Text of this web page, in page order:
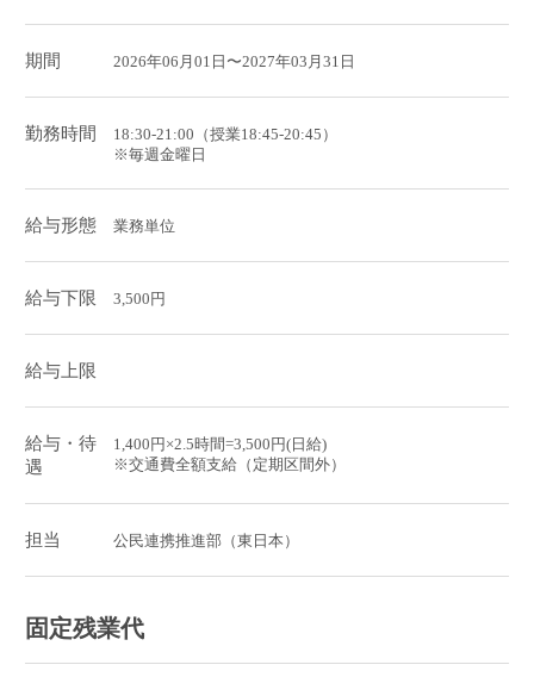
期間 2026年06月01日〜2027年03月31日
勤務時間
18:30-21:00（授業18:45-20:45）
※毎週金曜日
給与形態 業務単位
給与下限 3,500円
給与上限
給与・待
遇
1,400円×2.5時間=3,500円(日給)
※交通費全額支給（定期区間外）
担当 公民連携推進部（東日本）
固定残業代